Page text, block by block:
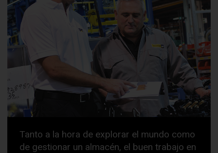
Tanto a la hora de explorar el mundo como
de gestionar un almacén, el buen trabajo en